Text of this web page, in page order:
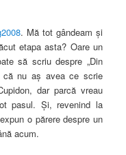
. Mă tot gândeam şi
etapa asta? Oare un
să scriu despre „Din
că nu aş avea ce scrie
dar parcă vreau
pasul. Şi, revenind la
o părere despre un
acum.